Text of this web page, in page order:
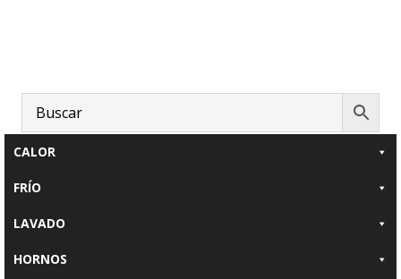
lateral
principal
página
CALOR
FRÍO
LAVADO
HORNOS